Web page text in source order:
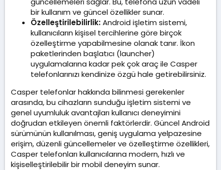
bir kullanım ve güncel özellikler sunar.
Özelleştirilebilirlik:Android işletim sistemi,
kullanıcıların kişisel tercihlerine göre birçok
özelleştirme yapabilmesine olanak tanır. İkon
paketlerinden başlatıcı (launcher)
uygulamalarına kadar pek çok araç ile Casper
telefonlarınızı kendinize özgü hale getirebilirsiniz.
Casper telefonlar hakkında bilinmesi gerekenler
arasında, bu cihazların sunduğu işletim sistemi ve
genel uyumluluk avantajları kullanıcı deneyimini
doğrudan etkileyen önemli faktörlerdir. Güncel Android
sürümünün kullanılması, geniş uygulama yelpazesine
erişim, düzenli güncellemeler ve özelleştirme özellikleri,
Casper telefonları kullanıcılarına modern, hızlı ve
kişiselleştirilebilir bir mobil deneyim sunar.